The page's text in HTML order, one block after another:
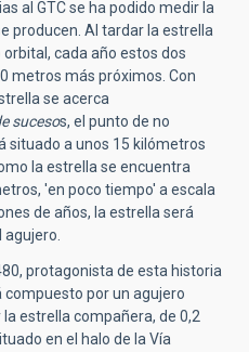
al GTC se ha podido medir la
producen. Al tardar la estrella
cada año estos dos
metros más próximos. Con
se acerca
sucesos, el punto de no
situado a unos 15 kilómetros
la estrella se encuentra
'en poco tiempo' a escala
de años, la estrella será
protagonista de esta historia
por un agujero
estrella compañera, de 0,2
en el halo de la Vía